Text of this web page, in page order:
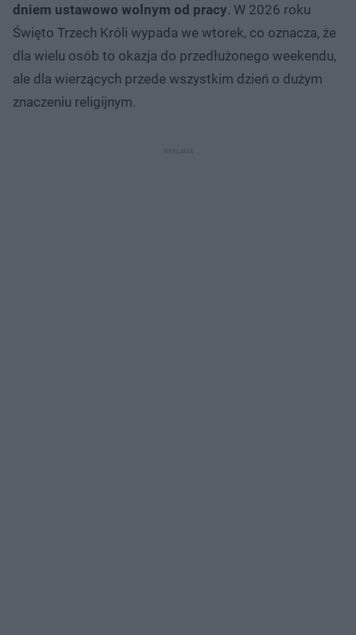
dniem ustawowo wolnym od pracy. W 2026 roku
Święto Trzech Króli wypada we wtorek, co oznacza, że
dla wielu osób to okazja do przedłużonego weekendu,
ale dla wierzących przede wszystkim dzień o dużym
znaczeniu religijnym.